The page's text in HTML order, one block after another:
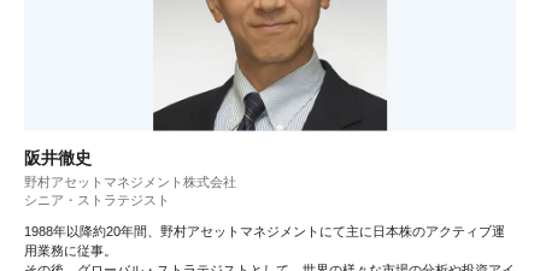
阪井徹史
野村アセットマネジメント株式会社
シニア・ストラテジスト
1988年以降約20年間、野村アセットマネジメントにて主に日本株のアクティブ運
用業務に従事。